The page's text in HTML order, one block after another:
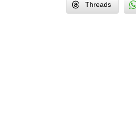
Threads